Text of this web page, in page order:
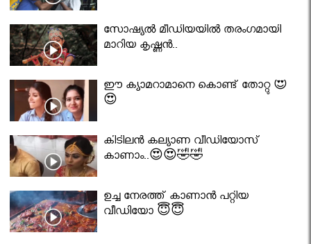
സോഷ്യൽ മീഡിയയിൽ തരംഗമായി
മാറിയ കൃഷ്ണൻ..
ഈ ക്യാമറാമാനെ കൊണ്ട് തോറ്റു 😍
😍
കിടിലൻ കല്യാണ വീഡിയോസ്
കാണാം..😍😍🤣🤣
ഉച്ച നേരത്ത് കാണാൻ പറ്റിയ
വീഡിയോ 😇😇